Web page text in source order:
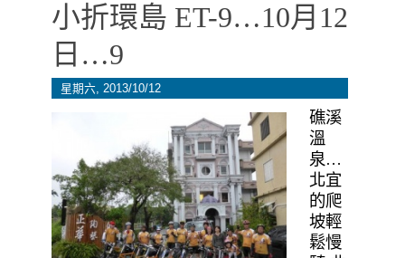
小折環島 ET-9…10月12
日…9
星期六, 2013/10/12
礁溪
溫
泉…
北宜
的爬
坡輕
鬆慢